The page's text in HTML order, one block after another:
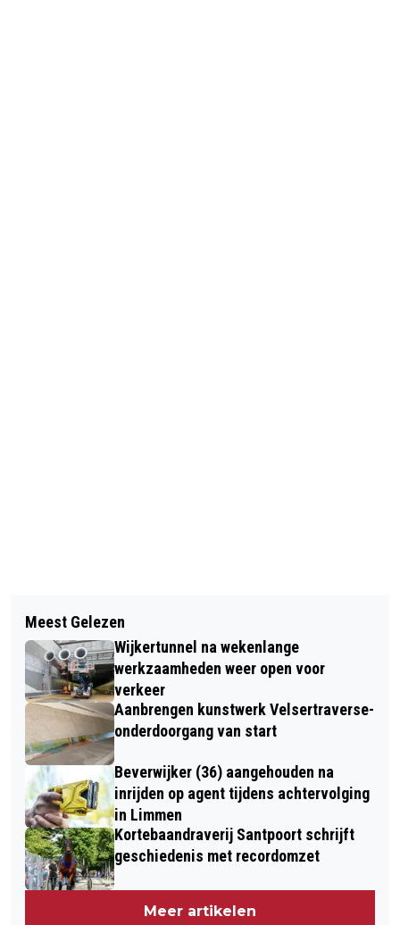
ITALIAANSE ORGANIST FRANCESCA
AJOSSA IN GROTE KERK BEVERWIJK
OPTISCHE ILLUSIE IN HEEMSKERK:
MUURSCHILDERING GERRIT VAN
ASSENDELFTSTRAAT
Meest Gelezen
Wijkertunnel na wekenlange
werkzaamheden weer open voor
verkeer
Aanbrengen kunstwerk Velsertraverse-
onderdoorgang van start
Beverwijker (36) aangehouden na
inrijden op agent tijdens achtervolging
in Limmen
Kortebaandraverij Santpoort schrijft
geschiedenis met recordomzet
Meer artikelen